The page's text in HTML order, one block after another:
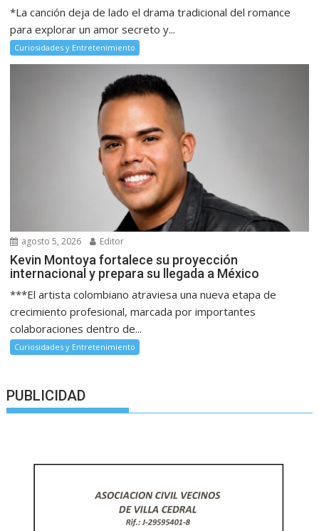
*La canción deja de lado el drama tradicional del romance
para explorar un amor secreto y...
Curiosidades y Entretenimiento
agosto 5, 2026 Editor
Kevin Montoya fortalece su proyección
internacional y prepara su llegada a México
***El artista colombiano atraviesa una nueva etapa de
crecimiento profesional, marcada por importantes
colaboraciones dentro de...
Curiosidades y Entretenimiento
PUBLICIDAD